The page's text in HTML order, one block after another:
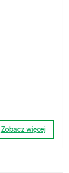
Zobacz więcej